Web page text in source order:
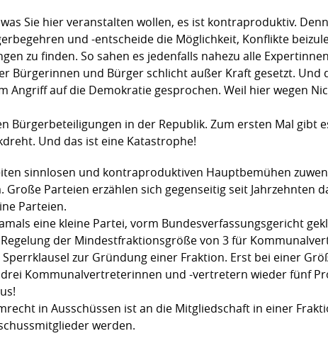
Sie hier veranstalten wollen, es ist kontraproduktiv.
und -entscheide die Möglichkeit, Konflikte
zu finden. So sahen es jedenfalls nahezu alle
Bürgerinnen und Bürger schlicht außer Kraft gesetzt. Und
Angriff auf die Demokratie gesprochen. Weil hier wegen
Bürgerbeteiligungen in der Republik. Zum ersten Mal gibt
Und das ist eine Katastrophe!
sinnlosen und kontraproduktiven Hauptbemühen
Große Parteien erzählen sich gegenseitig seit Jahrzehnten
Parteien.
eine kleine Partei, vorm Bundesverfassungsgericht
der Mindestfraktionsgröße von 3 für
zur Gründung einer Fraktion. Erst bei einer
Kommunalvertreterinnen und -vertretern wieder fünf
in Ausschüssen ist an die Mitgliedschaft in einer
werden.